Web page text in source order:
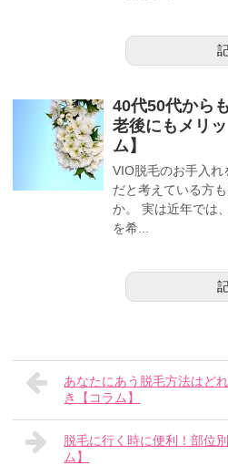
40代50代から
老後にもメリ
ム】
VIO脱毛のお手入れ
だと考えている方
か。 実は近年では
を希...
あなたにあう脱毛方法はど
き【コラム】
脱毛に行く時に便利！部位
ム】